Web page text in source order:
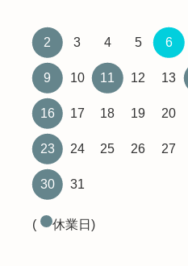
2 3 4 5 6
9 10 11 12 13
16 17 18 19 20
23 24 25 26 27
30 31
( 休業日)